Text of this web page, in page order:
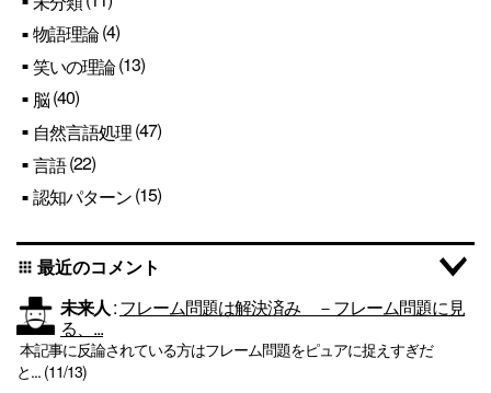
物語理論(4)
笑いの理論(13)
脳(40)
自然言語処理(47)
言語(22)
認知パターン(15)
apps 最近のコメント
未来人:フレーム問題は解決済み －フレーム問題に見
る、...
本記事に反論されている方はフレーム問題をピュアに捉えすぎだ
と... (11/13)